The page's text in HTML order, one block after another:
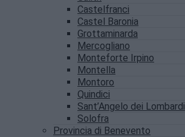
Castelfranci
Castel Baronia
Grottaminarda
Mercogliano
Monteforte Irpino
Montella
Montoro
Quindici
Sant’Angelo dei Lombardi
Solofra
Provincia di Benevento